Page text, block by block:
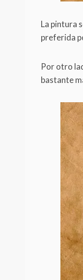
La pintura
preferida
Por otro
bastante